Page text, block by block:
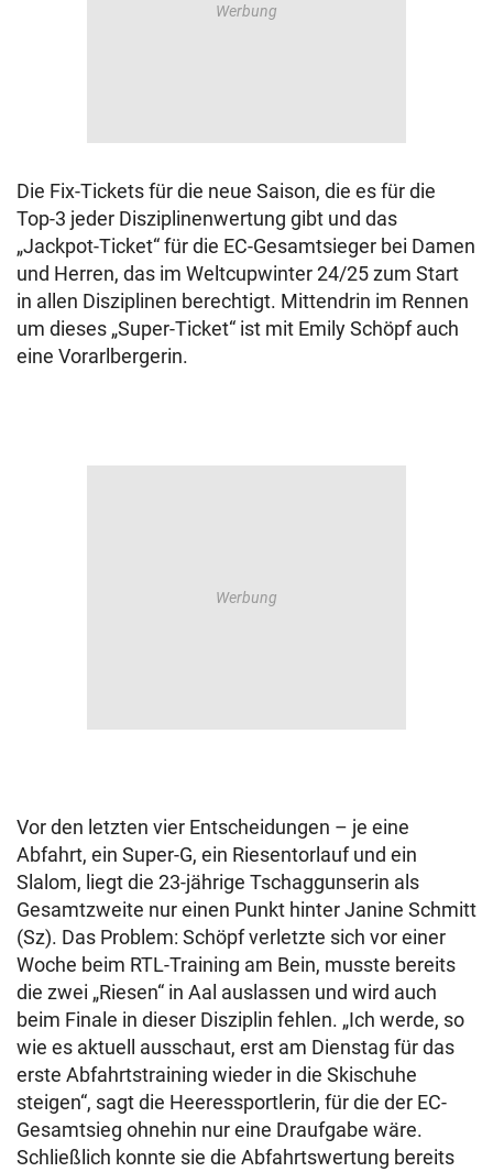
Die Fix-Tickets für die neue Saison, die es für die
Top-3 jeder Disziplinenwertung gibt und das
„Jackpot-Ticket“ für die EC-Gesamtsieger bei Damen
und Herren, das im Weltcupwinter 24/25 zum Start
in allen Disziplinen berechtigt. Mittendrin im Rennen
um dieses „Super-Ticket“ ist mit Emily Schöpf auch
eine Vorarlbergerin.
Vor den letzten vier Entscheidungen – je eine
Abfahrt, ein Super-G, ein Riesentorlauf und ein
Slalom, liegt die 23-jährige Tschaggunserin als
Gesamtzweite nur einen Punkt hinter Janine Schmitt
(Sz). Das Problem: Schöpf verletzte sich vor einer
Woche beim RTL-Training am Bein, musste bereits
die zwei „Riesen“ in Aal auslassen und wird auch
beim Finale in dieser Disziplin fehlen. „Ich werde, so
wie es aktuell ausschaut, erst am Dienstag für das
erste Abfahrtstraining wieder in die Skischuhe
steigen“, sagt die Heeressportlerin, für die der EC-
Gesamtsieg ohnehin nur eine Draufgabe wäre.
Schließlich konnte sie die Abfahrtswertung bereits